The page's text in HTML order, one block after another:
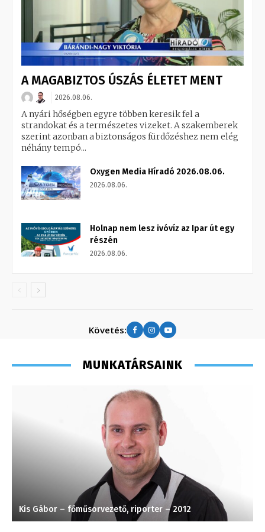
A MAGABIZTOS ÚSZÁS ÉLETET MENT
2026.08.06.
A nyári hőségben egyre többen keresik fel a
strandokat és a természetes vizeket. A szakemberek
szerint azonban a biztonságos fürdőzéshez nem elég
néhány tempó...
Oxygen Media Híradó 2026.08.06.
2026.08.06.
Holnap nem lesz ivóvíz az Ipar út egy
részén
2026.08.06.
Követés:
MUNKATÁRSAINK
Kis Gábor – főműsorvezető, riporter – 2012